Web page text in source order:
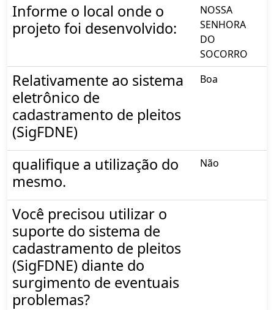
Informe o local onde o
projeto foi desenvolvido:
NOSSA
SENHORA
DO
SOCORRO
Relativamente ao sistema
eletrônico de
cadastramento de pleitos
(SigFDNE)
Boa
qualifique a utilização do
mesmo.
Não
Você precisou utilizar o
suporte do sistema de
cadastramento de pleitos
(SigFDNE) diante do
surgimento de eventuais
problemas?